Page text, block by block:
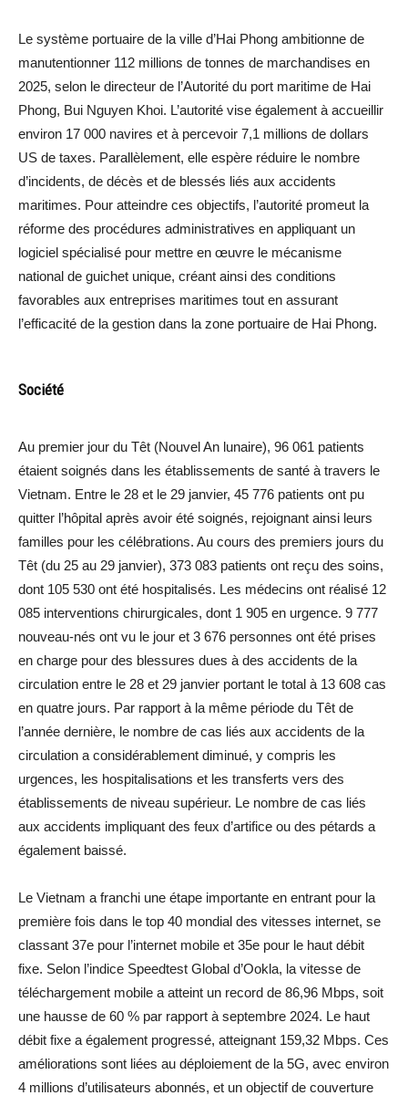
Le système portuaire de la ville d’Hai Phong ambitionne de
manutentionner 112 millions de tonnes de marchandises en
2025, selon le directeur de l’Autorité du port maritime de Hai
Phong, Bui Nguyen Khoi. L’autorité vise également à accueillir
environ 17 000 navires et à percevoir 7,1 millions de dollars
US de taxes. Parallèlement, elle espère réduire le nombre
d’incidents, de décès et de blessés liés aux accidents
maritimes. Pour atteindre ces objectifs, l’autorité promeut la
réforme des procédures administratives en appliquant un
logiciel spécialisé pour mettre en œuvre le mécanisme
national de guichet unique, créant ainsi des conditions
favorables aux entreprises maritimes tout en assurant
l’efficacité de la gestion dans la zone portuaire de Hai Phong.
Société
Au premier jour du Têt (Nouvel An lunaire), 96 061 patients
étaient soignés dans les établissements de santé à travers le
Vietnam. Entre le 28 et le 29 janvier, 45 776 patients ont pu
quitter l’hôpital après avoir été soignés, rejoignant ainsi leurs
familles pour les célébrations. Au cours des premiers jours du
Têt (du 25 au 29 janvier), 373 083 patients ont reçu des soins,
dont 105 530 ont été hospitalisés. Les médecins ont réalisé 12
085 interventions chirurgicales, dont 1 905 en urgence. 9 777
nouveau-nés ont vu le jour et 3 676 personnes ont été prises
en charge pour des blessures dues à des accidents de la
circulation entre le 28 et 29 janvier portant le total à 13 608 cas
en quatre jours. Par rapport à la même période du Têt de
l’année dernière, le nombre de cas liés aux accidents de la
circulation a considérablement diminué, y compris les
urgences, les hospitalisations et les transferts vers des
établissements de niveau supérieur. Le nombre de cas liés
aux accidents impliquant des feux d’artifice ou des pétards a
également baissé.
Le Vietnam a franchi une étape importante en entrant pour la
première fois dans le top 40 mondial des vitesses internet, se
classant 37e pour l’internet mobile et 35e pour le haut débit
fixe. Selon l’indice Speedtest Global d’Ookla, la vitesse de
téléchargement mobile a atteint un record de 86,96 Mbps, soit
une hausse de 60 % par rapport à septembre 2024. Le haut
débit fixe a également progressé, atteignant 159,32 Mbps. Ces
améliorations sont liées au déploiement de la 5G, avec environ
4 millions d’utilisateurs abonnés, et un objectif de couverture